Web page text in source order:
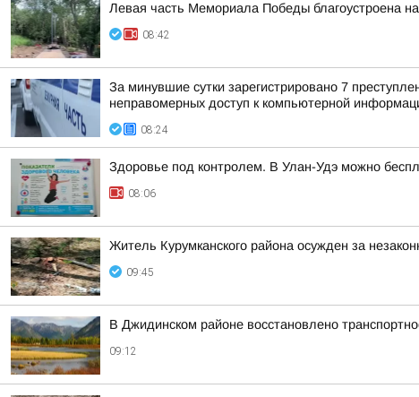
Левая часть Мемориала Победы благоустроена
08:42
За минувшие сутки зарегистрировано 7
неправомерных доступ к компьютерной
08:24
Здоровье под контролем. В Улан-Удэ можно
08:06
Житель Курумканского района осужден за
09:45
В Джидинском районе восстановлено
09:12